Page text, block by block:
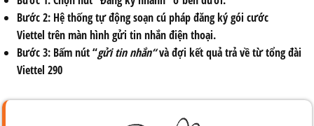
Bước 2:Hệ thống tự động soạn cú pháp đăng ký gói cước
Viettel trên màn hình gửi tin nhắn điện thoại.
Bước 3:Bấm nút “gửi tin nhắn“và đợi kết quả trả về từ tổng đài
Viettel 290